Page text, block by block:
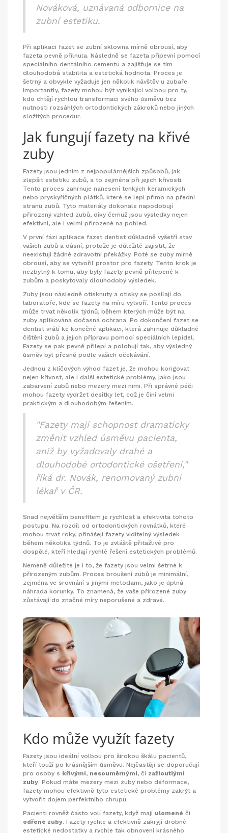
Nováková, uznávaná odbornice na
zubní estetiku.
Při aplikaci fazet se zubní sklovina mírně obrousí, aby
fazeta pevně přilnula. Následně se fazeta připevní pomocí
speciálního dentálního cementu a zajišťuje se tím
dlouhodobá stabilita a estetická hodnota. Proces je
šetrný a obvykle vyžaduje jen několik návštěv u zubaře.
Importantly, fazety mohou být vynikající volbou pro ty,
kdo chtějí rychlou transformaci svého úsměvu bez
nutnosti rozsáhlých ortodontických zákroků nebo jiných
složitých procedur.
Jak fungují fazety na křivé
zuby
Fazety jsou jedním z nejpopulárnějších způsobů, jak
zlepšit estetiku zubů, a to zejména při jejich křivosti.
Tento proces zahrnuje nanesení tenkých keramických
nebo pryskyřičných plátků, které se lepí přímo na přední
stranu zubů. Tyto materiály dokonale napodobují
přirozený vzhled zubů, díky čemuž jsou výsledky nejen
efektivní, ale i velmi přirozené na pohled.
V první fázi aplikace fazet dentist důkladně vyšetří stav
vašich zubů a dásní, protože je důležité zajistit, že
neexistují žádné zdravotní překážky. Poté se zuby mírně
obrousí, aby se vytvořil prostor pro fazety. Tento krok je
nezbytný k tomu, aby byly fazety pevně přilepené k
zubům a poskytovaly dlouhodobý výsledek.
Zuby jsou následně otisknuty a otisky se posílají do
laboratoře, kde se fazety na míru vytvoří. Tento proces
může trvat několik týdnů, během kterých může být na
zuby aplikována dočasná ochrana. Po dokončení fazet se
dentist vrátí ke konečné aplikaci, která zahrnuje důkladné
čištění zubů a jejich přípravu pomocí speciálních lepidel.
Fazety se pak pevně přilepí a polohují tak, aby výsledný
úsměv byl přesně podle vašich očekávání.
Jednou z klíčových výhod fazet je, že mohou korigovat
nejen křivost, ale i další estetické problémy, jako jsou
zabarvení zubů nebo mezery mezi nimi. Při správné péči
mohou fazety vydržet desítky let, což je činí velmi
praktickým a dlouhodobým řešením.
"Fazety mají schopnost dramaticky
změnit vzhled úsměvu pacienta,
aniž by vyžadovaly drahé a
dlouhodobé ortodontické ošetření,"
říká dr. Novák, renomovaný zubní
lékař v ČR.
Snad největším benefitem je rychlost a efektivita tohoto
postupu. Na rozdíl od ortodontických rovnátků, které
mohou trvat roky, přinášejí fazety viditelný výsledek
během několika týdnů. To je zvláště přitažlivé pro
dospělé, kteří hledají rychlé řešení estetických problémů.
Neméně důležité je i to, že fazety jsou velmi šetrné k
přirozeným zubům. Proces broušení zubů je minimální,
zejména ve srovnání s jinými metodami, jako je úplná
náhrada korunky. To znamená, že vaše přirozené zuby
zůstávají do značné míry neporušené a zdravé.
Kdo může využít fazety
Fazety jsou ideální volbou pro širokou škálu pacientů,
kteří touží po krásnějším úsměvu. Nejčastěji se doporučují
pro osoby s křivými, nesouměrnými, či zažloutlými
zuby. Pokud máte mezery mezi zuby nebo deformace,
fazety mohou efektivně tyto estetické problémy zakrýt a
vytvořit dojem perfektního chrupu.
Pacienti rovněž často volí fazety, když mají ulomené či
odřené zuby. Fazety rychle a efektivně zakryjí drobné
estetické nedostatky a rychle tak obnovení krásného